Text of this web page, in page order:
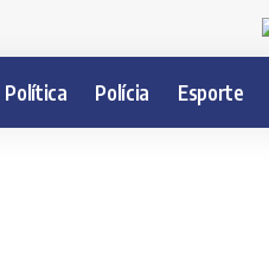
Política Polícia Esporte